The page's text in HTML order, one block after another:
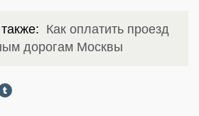
Как оплатить проезд
дорогам Москвы